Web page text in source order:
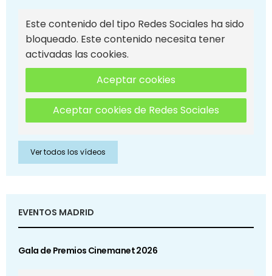
Este contenido del tipo Redes Sociales ha sido
bloqueado. Este contenido necesita tener
activadas las cookies.
Aceptar cookies
Aceptar cookies de Redes Sociales
Ver todos los vídeos
EVENTOS MADRID
Gala de Premios Cinemanet 2026